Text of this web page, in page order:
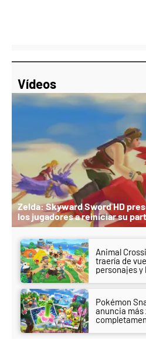
Vídeos
Zelda: Skyward Sword HD
los jugadores a reiniciar su
Animal
traería de
personajes y
Pokémon
anuncia más